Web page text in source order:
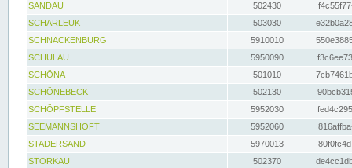
SANDAU
502430
SCHARLEUK
503030
SCHNACKENBURG
5910010
SCHULAU
5950090
SCHÖNA
501010
SCHÖNEBECK
502130
SCHÖPFSTELLE
5952030
SEEMANNSHÖFT
5952060
STADERSAND
5970013
STORKAU
502370